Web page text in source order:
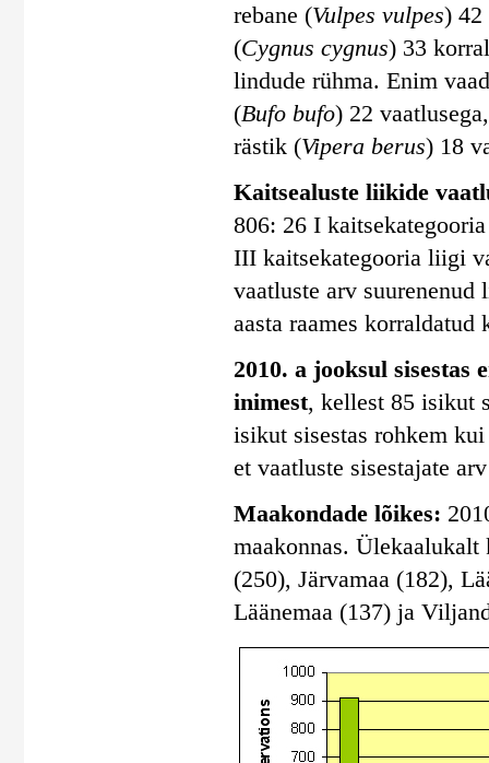
rebane (Vulpes vulpes)
(Cygnus cygnus) 33
lindude rühma. Enim
(Bufo bufo) 22
rästik (Vipera berus) 18
Kaitsealuste liikide
806: 26 I
III kaitsekategooria liigi
vaatluste arv suurenenud
aasta raames
2010. a jooksul sisestas
inimest, kellest 85 isikut
isikut sisestas rohkem
et vaatluste sisestajate
Maakondade lõikes:
maakonnas.
(250), Järvamaa (182),
Läänemaa (137) ja